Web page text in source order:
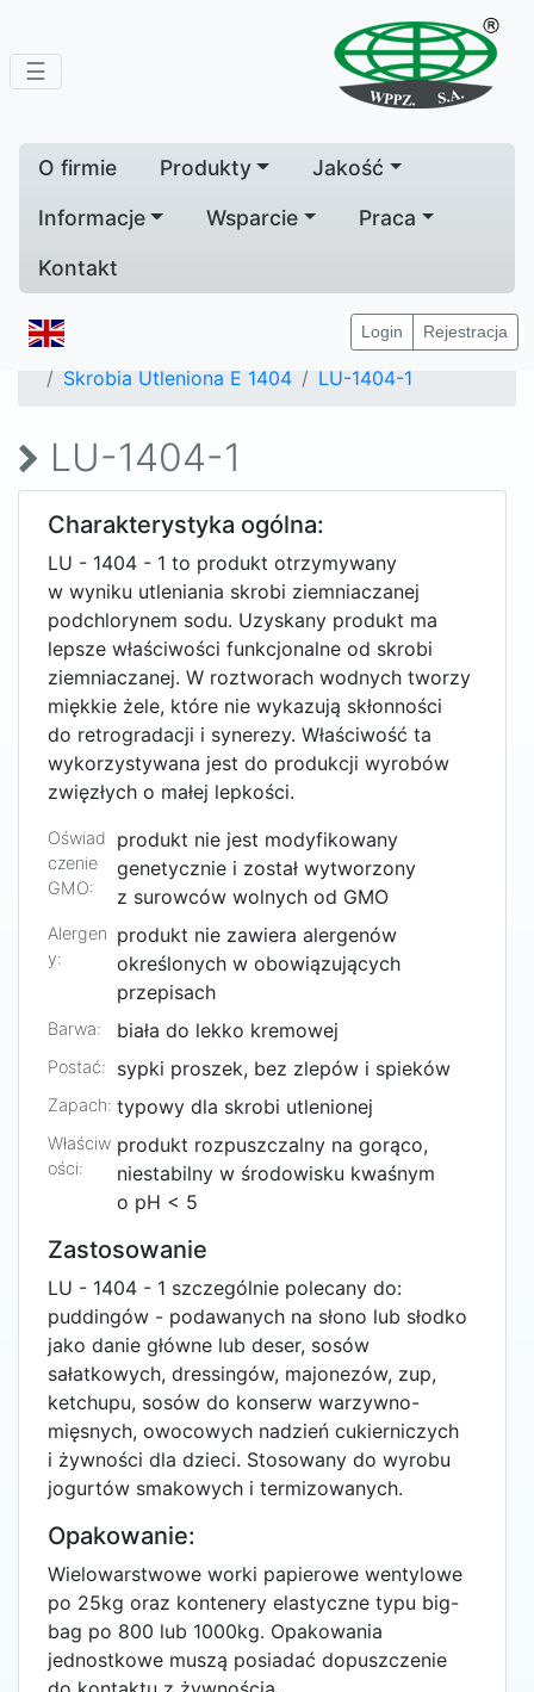
☰
O firmie Produkty
Jakość
Informacje
Wsparcie
Praca
Kontakt
Login Rejestracja
Home
Skrobie modyfikowane do celów spożywczych
Skrobia Utleniona E 1404
LU-1404-1
LU-1404-1
Charakterystyka ogólna:
LU - 1404 - 1 to produkt otrzymywany
w wyniku utleniania skrobi ziemniaczanej
podchlorynem sodu. Uzyskany produkt ma
lepsze właściwości funkcjonalne od skrobi
ziemniaczanej. W roztworach wodnych tworzy
miękkie żele, które nie wykazują skłonności
do retrogradacji i synerezy. Właściwość ta
wykorzystywana jest do produkcji wyrobów
zwięzłych o małej lepkości.
Oświad
czenie
GMO:
produkt nie jest modyfikowany
genetycznie i został wytworzony
z surowców wolnych od GMO
Alergen
y:
produkt nie zawiera alergenów
określonych w obowiązujących
przepisach
Barwa: biała do lekko kremowej
Postać: sypki proszek, bez zlepów i spieków
Zapach: typowy dla skrobi utlenionej
Właściw
ości:
produkt rozpuszczalny na gorąco,
niestabilny w środowisku kwaśnym
o pH < 5
Zastosowanie
LU - 1404 - 1 szczególnie polecany do:
puddingów - podawanych na słono lub słodko
jako danie główne lub deser, sosów
sałatkowych, dressingów, majonezów, zup,
ketchupu, sosów do konserw warzywno-
mięsnych, owocowych nadzień cukierniczych
i żywności dla dzieci. Stosowany do wyrobu
jogurtów smakowych i termizowanych.
Opakowanie:
Wielowarstwowe worki papierowe wentylowe
po 25kg oraz kontenery elastyczne typu big-
bag po 800 lub 1000kg. Opakowania
jednostkowe muszą posiadać dopuszczenie